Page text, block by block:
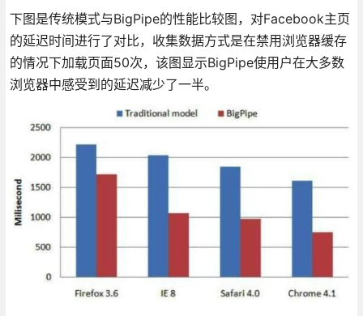
下图是传统模式与BigPipe的性能比较图，对Facebook主页
的延迟时间进行了对比，收集数据方式是在禁用浏览器缓存
的情况下加载页面50次，该图显示BigPipe使用户在大多数
浏览器中感受到的延迟减少了一半。